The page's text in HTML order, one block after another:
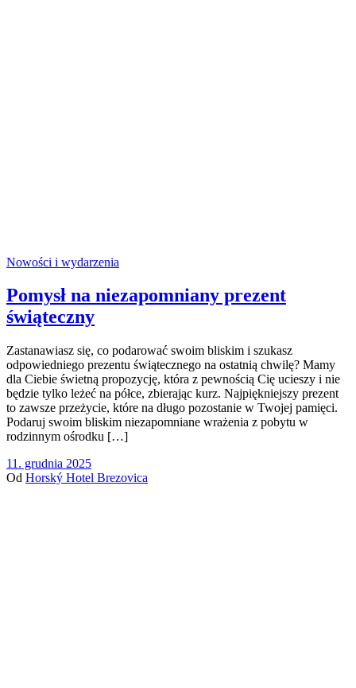
Nowości i wydarzenia
Pomysł na niezapomniany prezent
świąteczny
Zastanawiasz się, co podarować swoim bliskim i szukasz
odpowiedniego prezentu świątecznego na ostatnią chwilę? Mamy
dla Ciebie świetną propozycję, która z pewnością Cię ucieszy i nie
będzie tylko leżeć na półce, zbierając kurz. Najpiękniejszy prezent
to zawsze przeżycie, które na długo pozostanie w Twojej pamięci.
Podaruj swoim bliskim niezapomniane wrażenia z pobytu w
rodzinnym ośrodku […]
11. grudnia 2025
Od Horský Hotel Brezovica